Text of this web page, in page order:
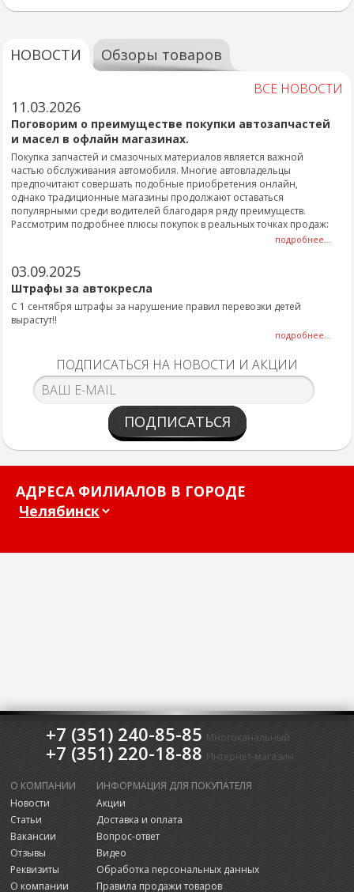
НОВОСТИ Обзоры товаров
ВСЕ НОВОСТИ
11.03.2026
Поговорим о преимуществе покупки автозапчастей
и масел в офлайн магазинах.
Покупка запчастей и смазочных материалов является важной
частью обслуживания автомобиля. Многие автовладельцы
предпочитают совершать подобные приобретения онлайн,
однако традиционные магазины продолжают оставаться
популярными среди водителей благодаря ряду преимуществ.
Рассмотрим подробнее плюсы покупок в реальных точках продаж:
подробнее...
03.09.2025
Штрафы за автокресла
С 1 сентября штрафы за нарушение правил перевозки детей
вырастут!!
подробнее...
ПОДПИСАТЬСЯ НА НОВОСТИ И АКЦИИ
ПОДПИСАТЬСЯ
АДРЕСА ФИЛИАЛОВ В ГОРОДЕ
+7 (351) 240-85-85 Многоканальный
+7 (351) 220-18-88 Интернет-магазин
О КОМПАНИИ
Новости
Статьи
Вакансии
Отзывы
Реквизиты
О компании
ИНФОРМАЦИЯ ДЛЯ ПОКУПАТЕЛЯ
Акции
Доставка и оплата
Вопрос-ответ
Видео
Обработка персональных данных
Правила продажи товаров